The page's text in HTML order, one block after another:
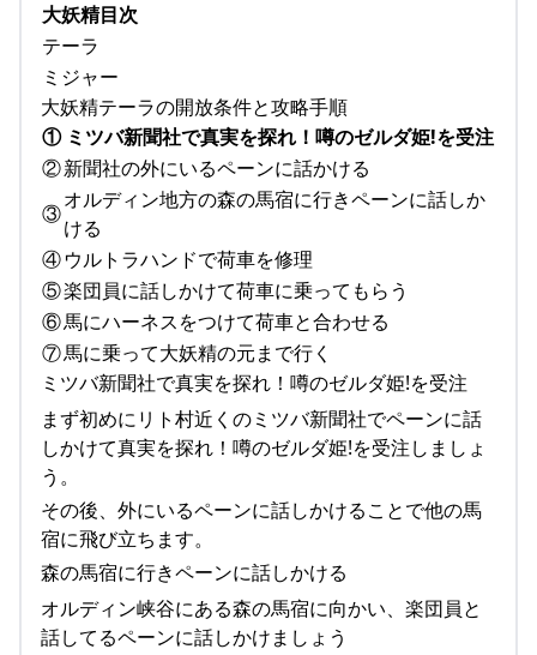
大妖精目次
テーラ
ミジャー
大妖精テーラの開放条件と攻略手順
① ミツバ新聞社で真実を探れ！噂のゼルダ姫!を受注
②新聞社の外にいるペーンに話かける
③
オルディン地方の森の馬宿に行きペーンに話しか
ける
④ウルトラハンドで荷車を修理
⑤楽団員に話しかけて荷車に乗ってもらう
⑥馬にハーネスをつけて荷車と合わせる
⑦馬に乗って大妖精の元まで行く
ミツバ新聞社で真実を探れ！噂のゼルダ姫!を受注
まず初めにリト村近くのミツバ新聞社でペーンに話
しかけて真実を探れ！噂のゼルダ姫!を受注しましょ
う。
その後、外にいるペーンに話しかけることで他の馬
宿に飛び立ちます。
森の馬宿に行きペーンに話しかける
オルディン峡谷にある森の馬宿に向かい、楽団員と
話してるペーンに話しかけましょう